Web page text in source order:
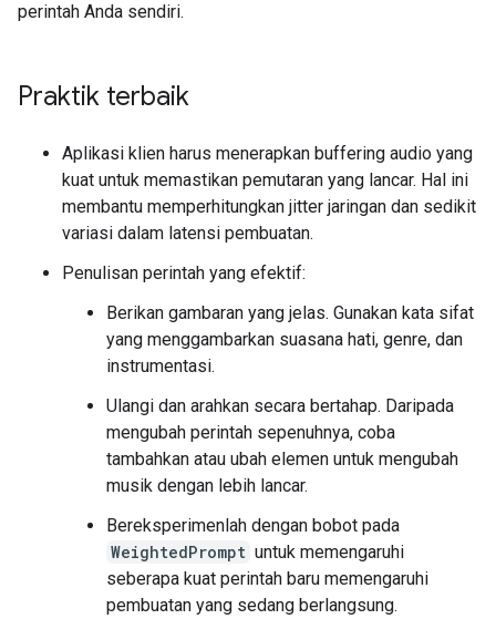
perintah Anda sendiri.
Praktik terbaik
Aplikasi klien harus menerapkan buffering audio yang
kuat untuk memastikan pemutaran yang lancar. Hal ini
membantu memperhitungkan jitter jaringan dan sedikit
variasi dalam latensi pembuatan.
Penulisan perintah yang efektif:
Berikan gambaran yang jelas. Gunakan kata sifat
yang menggambarkan suasana hati, genre, dan
instrumentasi.
Ulangi dan arahkan secara bertahap. Daripada
mengubah perintah sepenuhnya, coba
tambahkan atau ubah elemen untuk mengubah
musik dengan lebih lancar.
Bereksperimenlah dengan bobot pada
WeightedPrompt untuk memengaruhi
seberapa kuat perintah baru memengaruhi
pembuatan yang sedang berlangsung.